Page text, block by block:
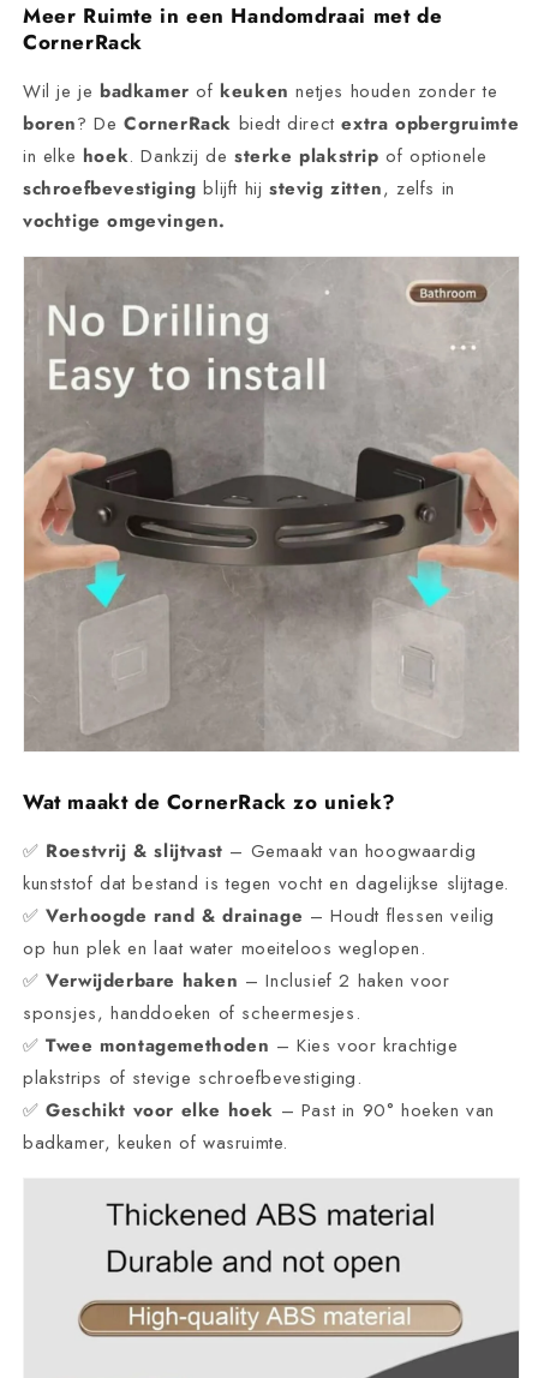
Meer Ruimte in een Handomdraai met de
CornerRack
Wil je je badkamer of keuken netjes houden zonder te
boren? De CornerRack biedt directextra opbergruimte
in elke hoek. Dankzij desterke plakstrip of optionele
schroefbevestiging blijft hijstevig zitten, zelfs in
vochtige omgevingen.
Wat maakt de CornerRack zo uniek?
✅ Roestvrij & slijtvast – Gemaakt van hoogwaardig
kunststof dat bestand is tegen vocht en dagelijkse slijtage.
✅Verhoogde rand & drainage – Houdt flessen veilig
op hun plek en laat water moeiteloos weglopen.
✅Verwijderbare haken – Inclusief 2 haken voor
sponsjes, handdoeken of scheermesjes.
✅Twee montagemethoden – Kies voor krachtige
plakstrips of stevige schroefbevestiging.
✅Geschikt voor elke hoek – Past in 90° hoeken van
badkamer, keuken of wasruimte.